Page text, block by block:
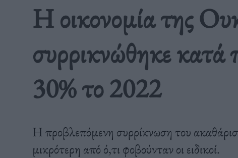
Η οικονομία της
συρρικνώθηκε κατά
30% το 2022
Η προβλεπόμενη συρρίκνωση του
μικρότερη από ό,τι φοβούνταν οι ειδικοί.